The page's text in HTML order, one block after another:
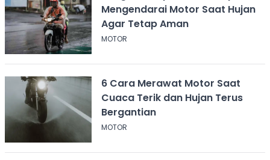
Mengendarai Motor Saat Hujan
Agar Tetap Aman
MOTOR
6 Cara Merawat Motor Saat
Cuaca Terik dan Hujan Terus
Bergantian
MOTOR